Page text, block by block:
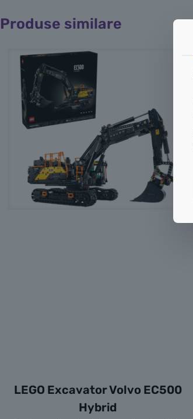
Produse similare
LEGO Excavator Volvo EC500
Hybrid